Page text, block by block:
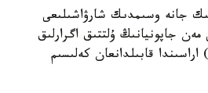
جانە وسىمدىك شارۋاشىلىعى
جاپونيانىڭ ۇلتتىق اگرارلىق
زەرتتەۋلەر ۇيىمى (NARO) اراسىندا قابىلدانعان كەلىسىم